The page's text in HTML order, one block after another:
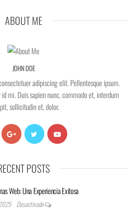
ABOUT ME
JOHN DOE
adipiscing elit. Pellentesque ipsum.
mi. Duis sapien nunc, commodo et, interdum
sollicitudin et, dolor.
POSTS
Web: Una Experiencia Exitosa
Desactivado